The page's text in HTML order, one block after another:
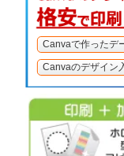
Canvaで作ったデ
Canvaのデザイン